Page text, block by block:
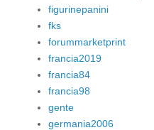
figurinepanini
fks
forummarketprint
francia2019
francia84
francia98
gente
germania2006